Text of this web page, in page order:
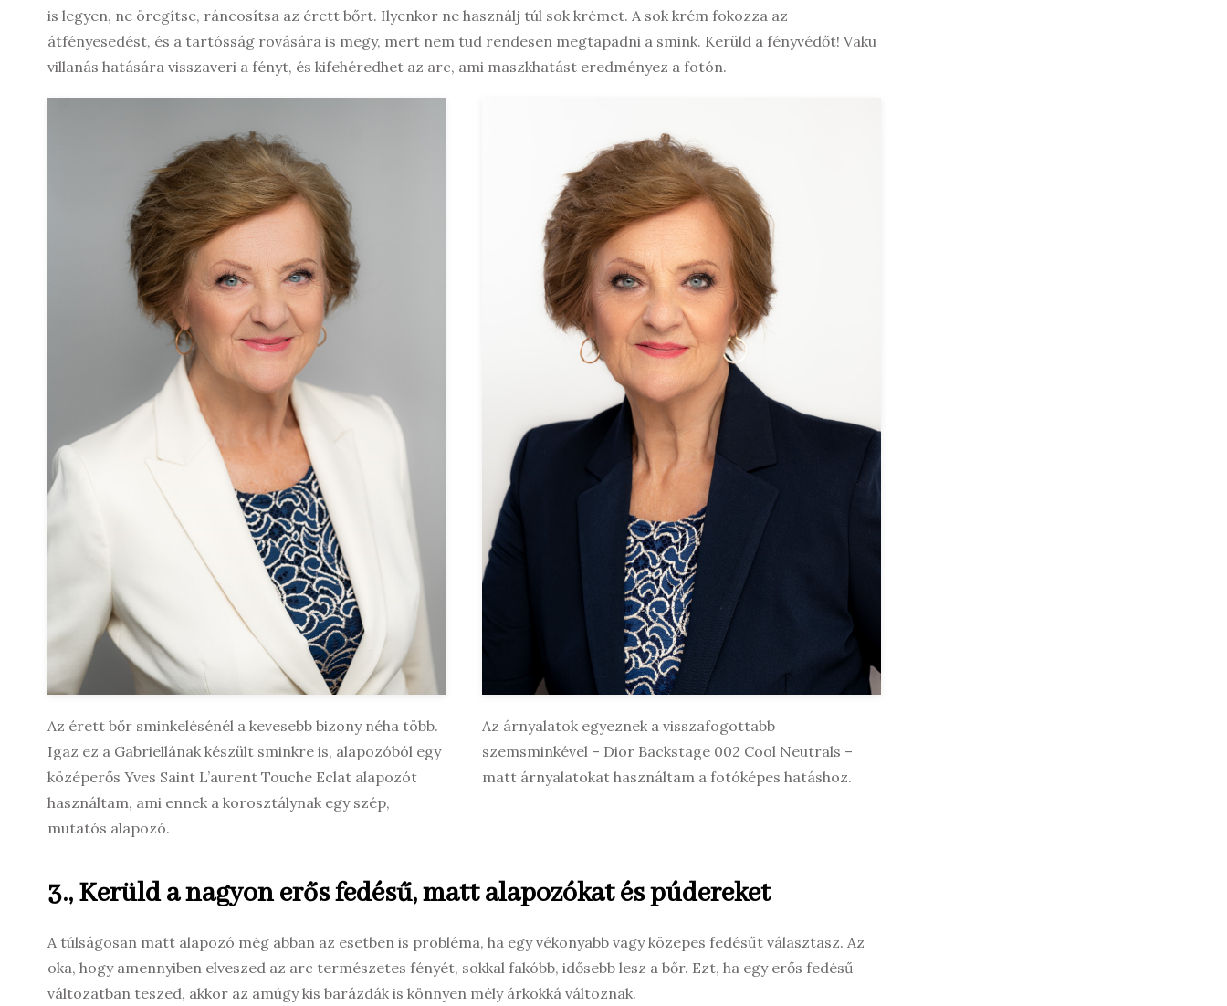
is legyen, ne öregítse, ráncosítsa az érett bőrt. Ilyenkor ne használj túl sok krémet. A sok krém fokozza az
átfényesedést, és a tartósság rovására is megy, mert nem tud rendesen megtapadni a smink. Kerüld a fényvédőt! Vaku
villanás hatására visszaveri a fényt, és kifehéredhet az arc, ami maszkhatást eredményez a fotón.
Az érett bőr sminkelésénél a kevesebb bizony néha több.
Igaz ez a Gabriellának készült sminkre is, alapozóból egy
középerős Yves Saint L’aurent Touche Eclat alapozót
használtam, ami ennek a korosztálynak egy szép,
mutatós alapozó.
Az árnyalatok egyeznek a visszafogottabb
szemsminkével – Dior Backstage 002 Cool Neutrals –
matt árnyalatokat használtam a fotóképes hatáshoz.
3., Kerüld a nagyon erős fedésű, matt alapozókat és púdereket
A túlságosan matt alapozó még abban az esetben is probléma, ha egy vékonyabb vagy közepes fedésűt választasz. Az
oka, hogy amennyiben elveszed az arc természetes fényét, sokkal fakóbb, idősebb lesz a bőr. Ezt, ha egy erős fedésű
változatban teszed, akkor az amúgy kis barázdák is könnyen mély árkokká változnak.